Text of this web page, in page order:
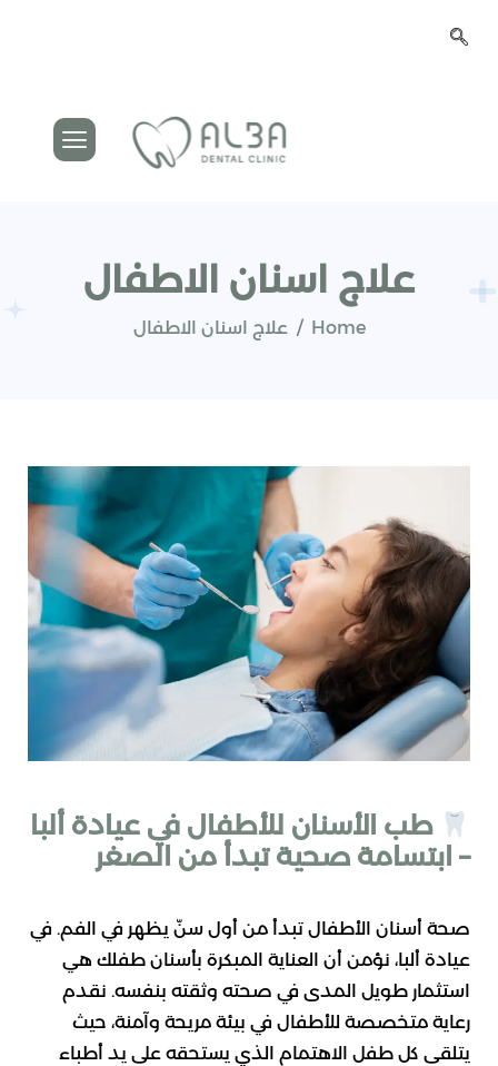
علاج اسنان الاطفال
Home علاج اسنان الاطفال
طب الأسنان للأطفال في عيادة ألبا
– ابتسامة صحية تبدأ من الصغر
صحة أسنان الأطفال تبدأ من أول سنّ يظهر في الفم. في
عيادة ألبا، نؤمن أن العناية المبكرة بأسنان طفلك هي
استثمار طويل المدى في صحته وثقته بنفسه. نقدم
رعاية متخصصة للأطفال في بيئة مريحة وآمنة، حيث
يتلقى كل طفل الاهتمام الذي يستحقه على يد أطباء